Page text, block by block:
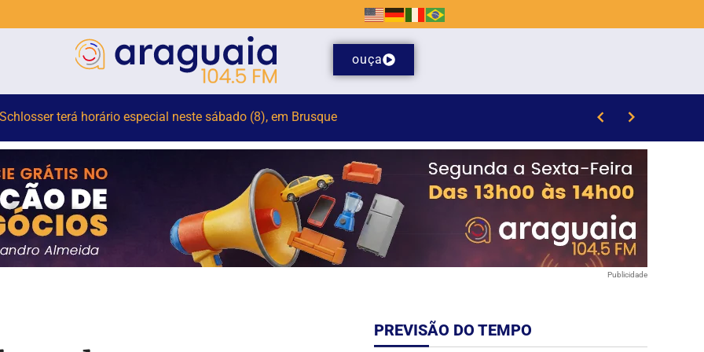
ouça
suspeita de tráfico de pessoas para exploração sexual em SC
Publicidade
PREVISÃO DO TEMPO